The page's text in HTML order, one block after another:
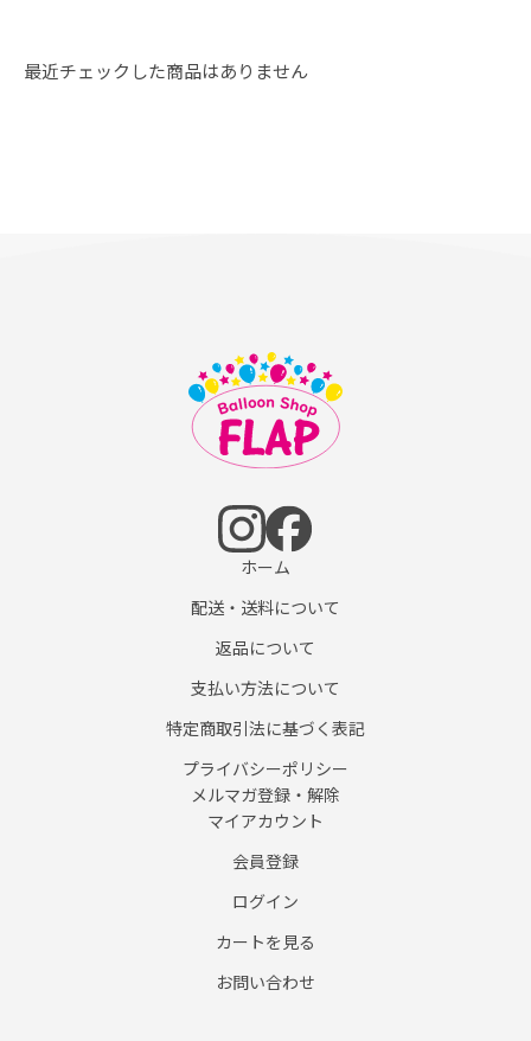
最近チェックした商品はありません
ホーム
配送・送料について
返品について
支払い方法について
特定商取引法に基づく表記
プライバシーポリシー
メルマガ登録・解除
マイアカウント
会員登録
ログイン
カートを見る
お問い合わせ